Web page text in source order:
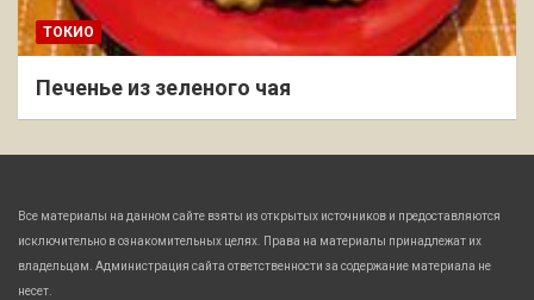
ТОКИО
Печенье из зеленого чая
Все материалы на данном сайте взяты из открытых источников и предоставляются
исключительно в ознакомительных целях. Права на материалы принадлежат их
владельцам. Администрация сайта ответственности за содержание материала не
несет.